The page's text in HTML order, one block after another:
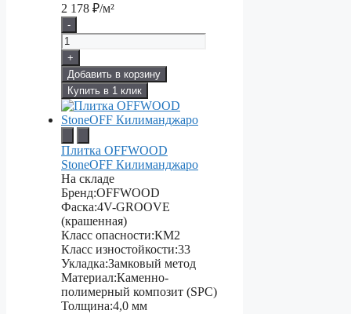
2 178 ₽/м²
-
+
Добавить в корзину
Купить в 1 клик
Плитка OFFWOOD
StoneOFF Килиманджаро
На складе
Бренд:OFFWOOD
Фаска:4V-GROOVE
(крашенная)
Класс опасности:КМ2
Класс изностойкости:33
Укладка:Замковый метод
Материал:Каменно-
полимерный композит (SPC)
Толщина:4,0 мм